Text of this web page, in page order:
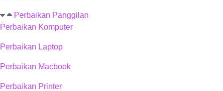
Perbaikan Panggilan
Perbaikan Komputer
Perbaikan Laptop
Perbaikan Macbook
Perbaikan Printer